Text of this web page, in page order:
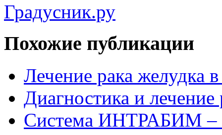
Градусник.ру
Похожие публикации
Лечение рака желудка
Диагностика и лечение
Система ИНТРАБИМ –